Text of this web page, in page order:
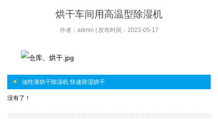
烘干车间用高温型除湿机
作者：admin | 发布时间：2023-05-17
油性漆烘干除湿机 快速除湿烘干
没有了！